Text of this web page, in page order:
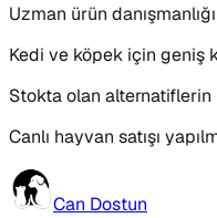
Uzman ürün danışmanlığı
Kedi ve köpek için geniş
Stokta olan alternatiflerin
Canlı hayvan satışı
Can Dostun